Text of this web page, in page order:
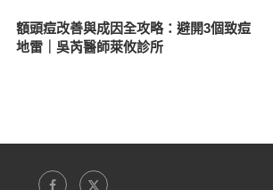
額頭痘改善與成因全攻略：避開3個致痘
地雷｜吳芮醫師萊攸診所